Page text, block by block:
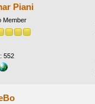
Piani
Member
552